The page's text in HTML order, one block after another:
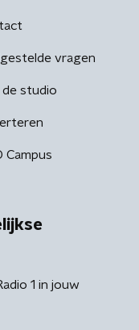
vragen
de studio
Campus
1 in jouw